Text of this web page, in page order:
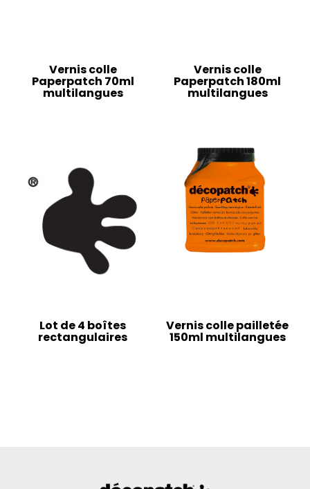
Vernis colle
Paperpatch 70ml
multilangues
Vernis colle
Paperpatch 180ml
multilangues
Lot de 4 boîtes
rectangulaires
Vernis colle pailletée
150ml multilangues